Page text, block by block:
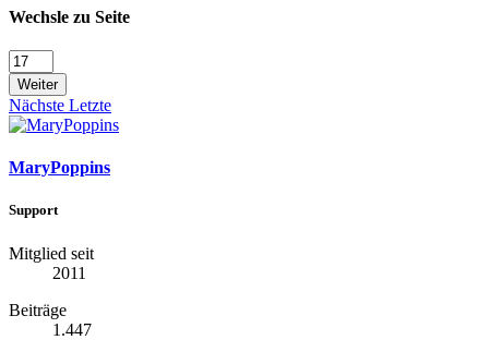
Wechsle zu Seite
Weiter
Nächste Letzte
MaryPoppins
Support
Mitglied seit
2011
Beiträge
1.447